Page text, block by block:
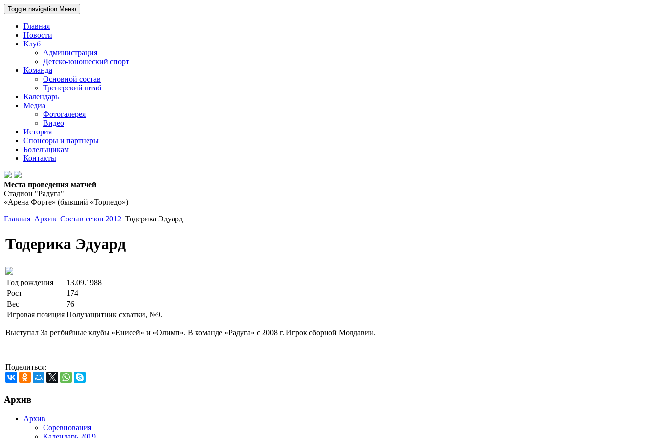
Toggle navigation Меню
Главная
Новости
Клуб
Администрация
Детско-юношеский спорт
Команда
Основной состав
Тренерский штаб
Календарь
Медиа
Фотогалерея
Видео
История
Спонсоры и партнеры
Болельщикам
Контакты
Места проведения матчей
Стадион "Радуга"
«Арена Форте» (бывший «Торпедо»)
Главная Архив Состав сезон 2012 Тодерика Эдуард
Тодерика Эдуард
Год рождения
13.09.1988
Рост
174
Вес
76
Игровая позиция Полузащитник схватки, №9.
Выступал За регбийные клубы «Енисей» и «Олимп». В команде «Радуга» с 2008 г. Игрок сборной Молдавии.
Поделиться:
Архив
Архив
Соревнования
Календарь 2019